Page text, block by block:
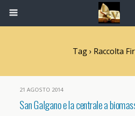
Tag › Raccolta
21 AGOSTO 2014
San Galgano e la centrale a